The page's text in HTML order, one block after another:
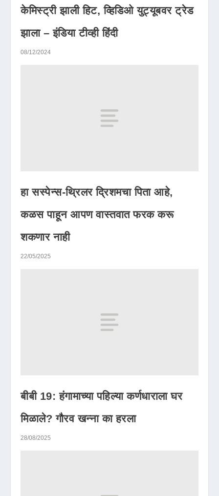
केमिस्ट्री झाली हिट, व्हिडिओ युट्यूबवर ट्रेड
झाला – इंडिया टीव्ही हिंदी
08/12/2024
हा सस्पेन्स-थ्रिलर द्रिशमचा पिता आहे,
कळस पाहून आपण वास्तवात फरक करू
शकणार नाही
22/05/2025
बीबी 19: हंगामाच्या पहिल्या कर्णधाराला घर
मिळाले? गौरव खन्ना का हरला
28/08/2025